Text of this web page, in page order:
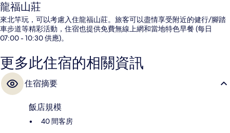
龍福山莊
來北竿玩，可以考慮入住龍福山莊。旅客可以盡情享受附近的健行/腳踏
車步道等精彩活動，住宿也提供免費無線上網和當地特色早餐 (每日
07:00 - 10:30 供應)。
更多此住宿的相關資訊
住宿摘要
飯店規模
40 間客房